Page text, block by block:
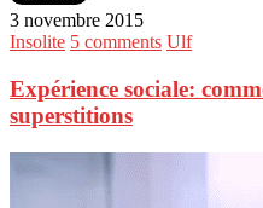
3 novembre 2015
Insolite 5 comments Ulf
Expérience sociale:
superstitions